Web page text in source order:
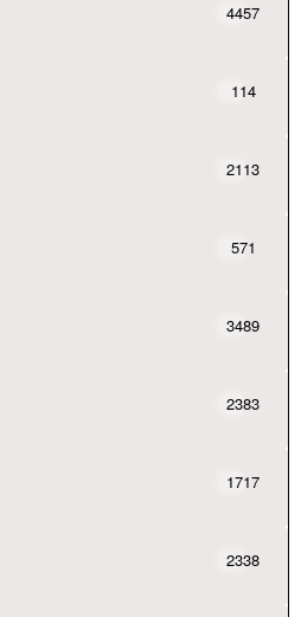
4457
114
2113
571
3489
2383
1717
2338